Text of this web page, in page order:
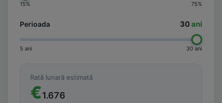
15% 75%
Perioada 30ani
5 ani 30 ani
Rată lunară estimată
€1.676